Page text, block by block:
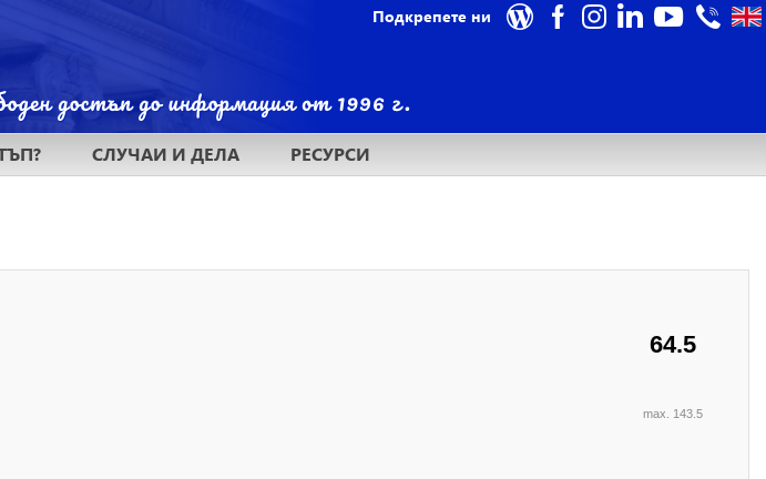
Подкрепете ни
СЛУЧАИ И ДЕЛА РЕСУРСИ
64.5
max. 143.5